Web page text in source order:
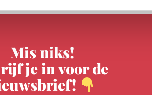
Mis niks!
je in voor de